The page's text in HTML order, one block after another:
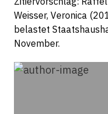
Weisser, Veronica
belastet
November.